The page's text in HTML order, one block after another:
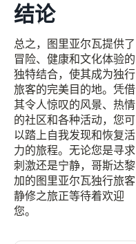
结论
总之，图里亚尔瓦提供了
冒险、健康和文化体验的
独特结合，使其成为独行
旅客的完美目的地。凭借
其令人惊叹的风景、热情
的社区和各种活动，您可
以踏上自我发现和恢复活
力的旅程。无论您是寻求
刺激还是宁静，哥斯达黎
加的图里亚尔瓦独行旅客
静修之旅正等待着欢迎
您。